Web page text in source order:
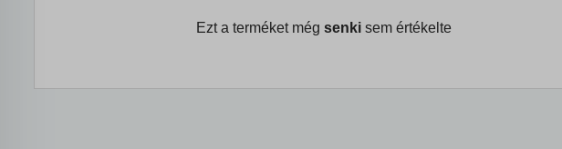
Ezt a terméket még senkisem értékelte